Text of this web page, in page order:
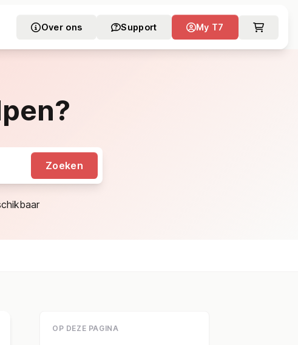
Over ons Support My T7
Zoeken
OP DEZE PAGINA